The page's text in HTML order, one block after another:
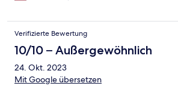
Verifizierte Bewertung
10/10 – Außergewöhnlich
24. Okt. 2023
Mit Google übersetzen